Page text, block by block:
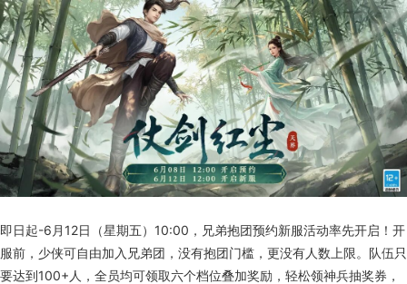
即日起-6月12日（星期五）10:00，兄弟抱团预约新服活动率先开启！开
服前，少侠可自由加入兄弟团，没有抱团门槛，更没有人数上限。队伍只
要达到100+人，全员均可领取六个档位叠加奖励，轻松领神兵抽奖券，